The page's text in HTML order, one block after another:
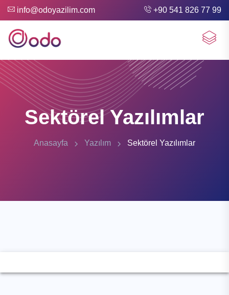
info@odoyazilim.com +90 541 826 77 99
Sektörel Yazılımlar
Anasayfa Yazılım Sektörel Yazılımlar